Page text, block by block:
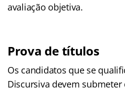
avaliação objetiva.
Prova de títulos
Os candidatos que se
Discursiva devem